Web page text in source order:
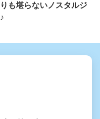
も堪らないノスタルジ